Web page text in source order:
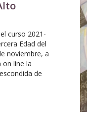
curso 2021-
Edad del
noviembre, a
on line la
de